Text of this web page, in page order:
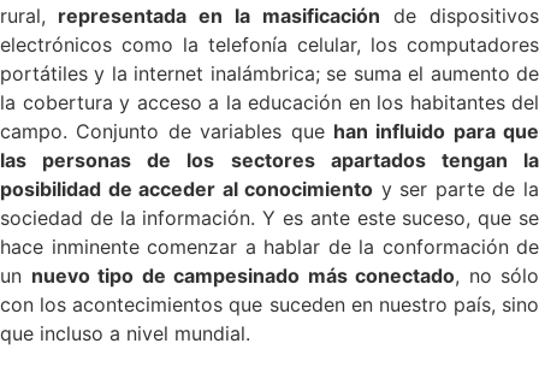
rural, representada en la masificación de dispositivos
electrónicos como la telefonía celular, los computadores
portátiles y la internet inalámbrica; se suma el aumento de
la cobertura y acceso a la educación en los habitantes del
campo. Conjunto de variables que han influido para que
las personas de los sectores apartados tengan la
posibilidad de acceder al conocimiento y ser parte de la
sociedad de la información. Y es ante este suceso, que se
hace inminente comenzar a hablar de la conformación de
un nuevo tipo de campesinado más conectado, no sólo
con los acontecimientos que suceden en nuestro país, sino
que incluso a nivel mundial.